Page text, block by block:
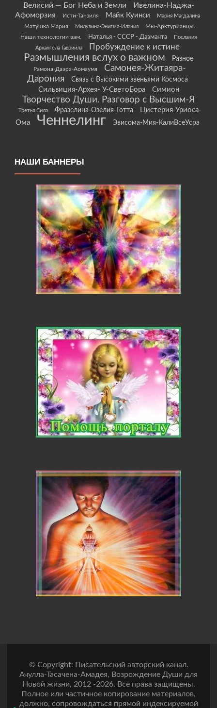
Велисий — Бог Неба и Земли
Ивелина-Наджа-
Афоморзия
Исти-Танзиля Майк Куинси Мария Магдалина
Матушка Мария Милузина-Энигма-Илания
Мы-Арктурианцы.
Наши технологии вам.
Наталья - СССР - Даэманта
Послания
Архангела Гавриила
Пробуждение к истине
Размышления вслух о важном Разное
Рамона-Даэра-Аомаумя
Самонея-Житаяра-
Дарония
Связь с Высокими звеньями Космоса
Сильвиция-Архея- У-СветоБора Симион
Творчество Души. Разговор с Высшим-Я
Третья Сила Фразелина-Озелия-Готта
Цистерия-Уриоса-
Ома
Ченнелинг Эвисома-Мия-КалиВсеУсра
НАШИ БАННЕРЫ
© Copyright: Писательский авторский канал.
Ачулла-Тасачена-Амадея, Возрождение Души для
Новой жизни, 2012 -2026. Все права защищены.
Полное или частичное копирование материалов,
должно, сопровождаться прямой индексируемой